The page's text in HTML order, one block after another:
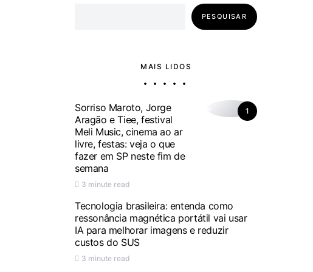
PESQUISAR
MAIS LIDOS
1
Sorriso Maroto, Jorge
Aragão e Tiee, festival
Meli Music, cinema ao ar
livre, festas: veja o que
fazer em SP neste fim de
semana
3 minute read
Tecnologia brasileira: entenda como
ressonância magnética portátil vai usar
IA para melhorar imagens e reduzir
custos do SUS
3 minute read